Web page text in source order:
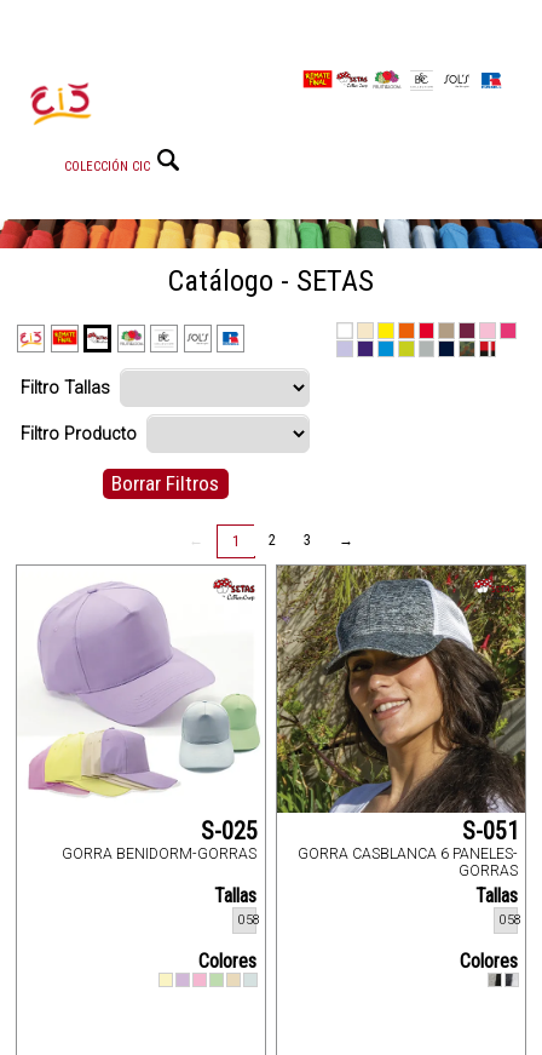
COLECCIÓN CIC
Catálogo - SETAS
Filtro Tallas
Filtro Producto
Borrar Filtros
← 1 2 3 →
S-025
GORRA BENIDORM-GORRAS
Tallas
058
Colores
S-051
GORRA CASBLANCA 6 PANELES-
GORRAS
Tallas
058
Colores